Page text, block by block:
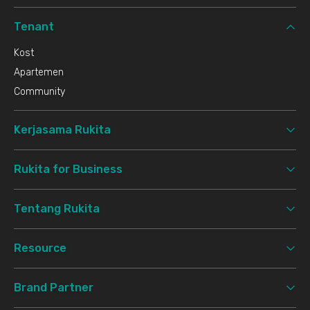
Tenant
Kost
Apartemen
Community
Kerjasama Rukita
Rukita for Business
Tentang Rukita
Resource
Brand Partner